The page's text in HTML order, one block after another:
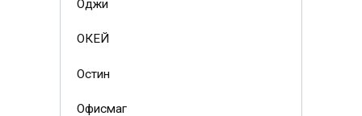
Оджи
ОКЕЙ
Остин
Офисмаг